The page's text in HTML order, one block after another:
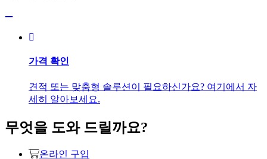
가격 확인
견적 또는 맞춤형 솔루션이 필요하신가요? 여기에서 자
세히 알아보세요.
무엇을 도와 드릴까요?
온라인 구입